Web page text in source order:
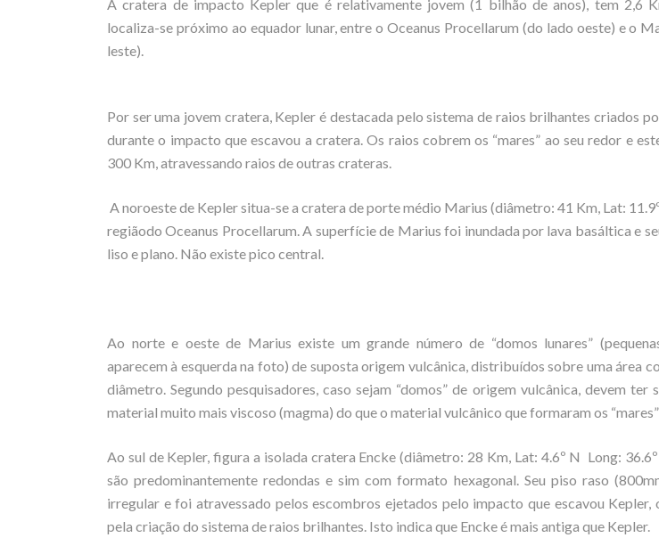
A cratera de impacto Kepler que é relativamente jovem (1 bilhão de anos), tem 2,6
localiza-se próximo ao equador lunar, entre o Oceanus Procellarum (do lado oeste) e o
leste).
Por ser uma jovem cratera, Kepler é destacada pelo sistema de raios brilhantes criados
durante o impacto que escavou a cratera. Os raios cobrem os “mares” ao seu redor e
300 Km, atravessando raios de outras crateras.
A noroeste de Kepler situa-se a cratera de porte médio Marius (diâmetro: 41 Km, Lat:
regiãodo Oceanus Procellarum. A superfície de Marius foi inundada por lava basáltica e
liso e plano. Não existe pico central.
Ao norte e oeste de Marius existe um grande número de “domos lunares”
aparecem à esquerda na foto) de suposta origem vulcânica, distribuídos sobre uma área
diâmetro. Segundo pesquisadores, caso sejam “domos” de origem vulcânica, devem
material muito mais viscoso (magma) do que o material vulcânico que formaram os
Ao sul de Kepler, figura a isolada cratera Encke (diâmetro: 28 Km, Lat: 4.6º N Long: 36.6º
são predominantemente redondas e sim com formato hexagonal. Seu piso raso
irregular e foi atravessado pelos escombros ejetados pelo impacto que escavou Kepler,
pela criação do sistema de raios brilhantes. Isto indica que Encke é mais antiga que Kepler.